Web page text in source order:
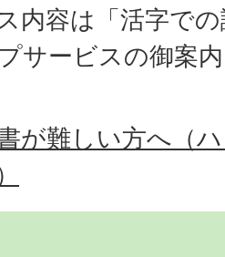
内容は「活字で
サービスの御案
が難しい方へ（